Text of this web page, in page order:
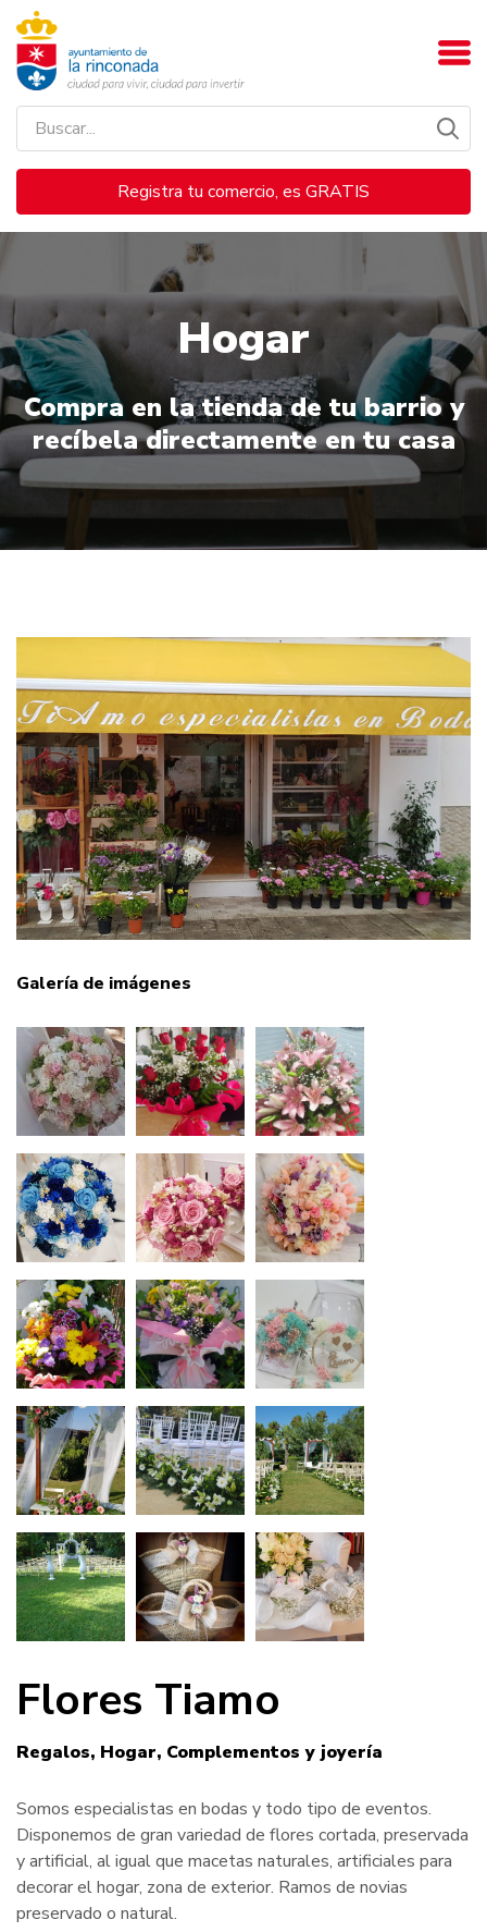
Registra tu comercio, es GRATIS
Hogar
Compra en la tienda de tu barrio y
recíbela directamente en tu casa
Galería de imágenes
Flores Tiamo
Regalos Hogar Complementos y joyería
Somos especialistas en bodas y todo tipo de eventos.
Disponemos de gran variedad de flores cortada, preservada
y artificial, al igual que macetas naturales, artificiales para
decorar el hogar, zona de exterior. Ramos de novias
preservado o natural.